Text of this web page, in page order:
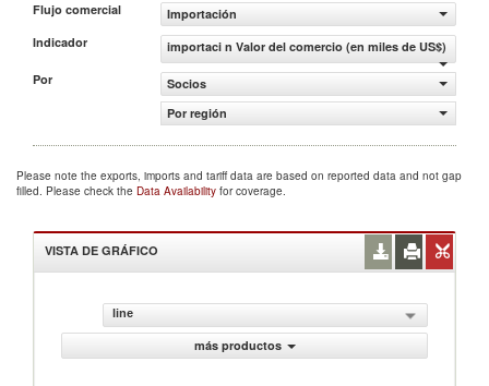
Flujo comercial
Importación
Indicador
importaci n Valor del comercio (en miles de US$)
Por
Socios
Por región
Please note the exports, imports and tariff data are based on reported data and not gap
filled. Please check the Data Availability for coverage.
VISTA DE GRÁFICO
line
más productos